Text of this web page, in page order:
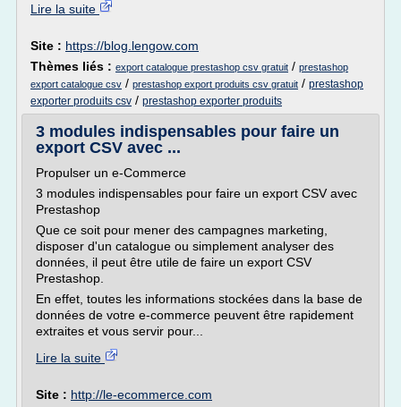
Lire la suite
Site : https://blog.lengow.com
Thèmes liés : export catalogue prestashop csv gratuit / prestashop
export catalogue csv / prestashop export produits csv gratuit / prestashop
exporter produits csv / prestashop exporter produits
3 modules indispensables pour faire un
export CSV avec ...
Propulser un e-Commerce
3 modules indispensables pour faire un export CSV avec
Prestashop
Que ce soit pour mener des campagnes marketing,
disposer d'un catalogue ou simplement analyser des
données, il peut être utile de faire un export CSV
Prestashop.
En effet, toutes les informations stockées dans la base de
données de votre e-commerce peuvent être rapidement
extraites et vous servir pour...
Lire la suite
Site : http://le-ecommerce.com